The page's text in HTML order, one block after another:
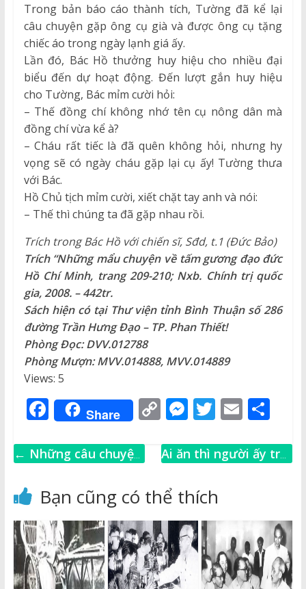
Trong bản báo cáo thành tích, Tường đã kể lại
câu chuyện gặp ông cụ già và được ông cụ tặng
chiếc áo trong ngày lạnh giá ấy.
Lần đó, Bác Hồ thưởng huy hiệu cho nhiều đại
biểu đến dự hoạt động. Đến lượt gắn huy hiệu
cho Tường, Bác mỉm cười hỏi:
– Thế đồng chí không nhớ tên cụ nông dân mà
đồng chí vừa kể à?
– Cháu rất tiếc là đã quên không hỏi, nhưng hy
vọng sẽ có ngày cháu gặp lại cụ ấy! Tường thưa
với Bác.
Hồ Chủ tịch mỉm cười, xiết chặt tay anh và nói:
– Thế thì chúng ta đã gặp nhau rồi.
Trích trong Bác Hồ với chiến sĩ, Sđd, t.1 (Đức Bảo)
Trích “Những mẩu chuyện về tấm gương đạo đức
Hồ Chí Minh, trang 209-210; Nxb. Chính trị quốc
gia, 2008. – 442tr.
Sách hiện có tại Thư viện tỉnh Bình Thuận số 286
đường Trần Hưng Đạo – TP. Phan Thiết!
Phòng Đọc: DVV.012788
Phòng Mượn: MVV.014888, MVV.014889
Views: 5
F
a
c
b
o
o
k
Share C
p
Li
n
k
M
ss
n
g
e
r
T
it
r
E
ai
S
ar
← Những câu chuyện
Hy Lạp cùng tranh
minh họa tuyệt đẹp
qua bộ sách – Thần
thoại vàng
Ai ăn thì người ấy trả
Bạn cũng có thể thích